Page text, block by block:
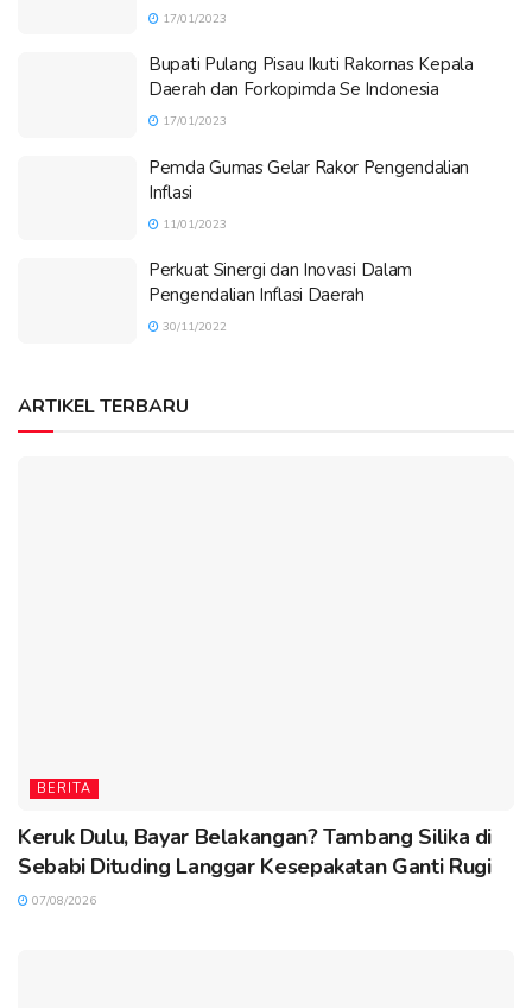
17/01/2023
Bupati Pulang Pisau Ikuti Rakornas Kepala
Daerah dan Forkopimda Se Indonesia
17/01/2023
Pemda Gumas Gelar Rakor Pengendalian
Inflasi
11/01/2023
Perkuat Sinergi dan Inovasi Dalam
Pengendalian Inflasi Daerah
30/11/2022
ARTIKEL TERBARU
BERITA
Keruk Dulu, Bayar Belakangan? Tambang Silika di
Sebabi Dituding Langgar Kesepakatan Ganti Rugi
07/08/2026